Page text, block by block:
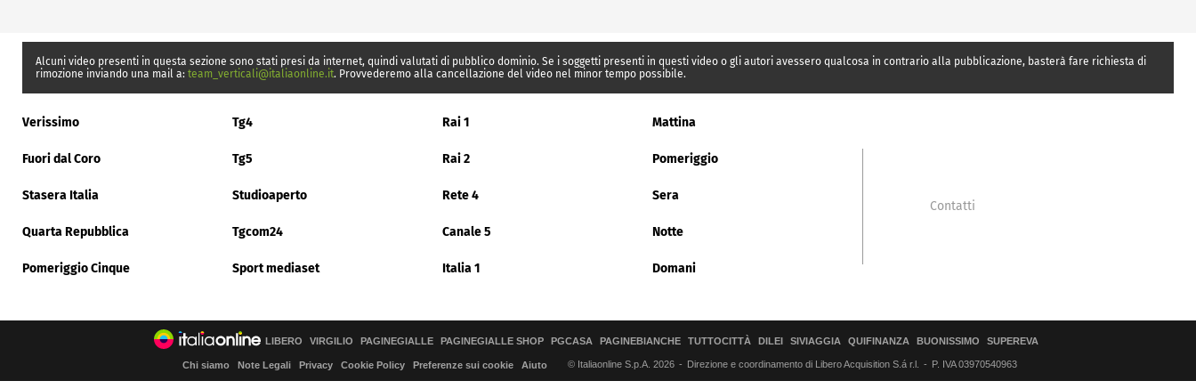
Alcuni video presenti in questa sezione sono stati presi da internet, quindi valutati di pubblico dominio. Se i soggetti presenti in questi video o gli autori avessero qualcosa in contrario alla pubblicazione, basterà fare richiesta di
rimozione inviando una mail a: team_verticali@italiaonline.it. Provvederemo alla cancellazione del video nel minor tempo possibile.
Verissimo Tg4 Rai 1 Mattina
Fuori dal Coro Tg5 Rai 2 Pomeriggio
Stasera Italia Studioaperto Rete 4 Sera
Quarta Repubblica Tgcom24 Canale 5 Notte
Pomeriggio Cinque Sport mediaset Italia 1 Domani
Contatti
LIBERO VIRGILIO PAGINEGIALLE PAGINEGIALLE SHOP PGCASA PAGINEBIANCHE TUTTOCITTÀ DILEI SIVIAGGIA QUIFINANZA BUONISSIMO SUPEREVA
Chi siamo Note Legali Privacy Cookie Policy Preferenze sui cookie Aiuto © Italiaonline S.p.A. 2026 Direzione e coordinamento di Libero Acquisition S.á r.l. P. IVA 03970540963